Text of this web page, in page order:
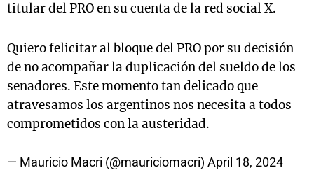
titular del PRO en su cuenta de la red social X.
Quiero felicitar al bloque del PRO por su decisión
de no acompañar la duplicación del sueldo de los
senadores. Este momento tan delicado que
atravesamos los argentinos nos necesita a todos
comprometidos con la austeridad.
— Mauricio Macri (@mauriciomacri) April 18, 2024